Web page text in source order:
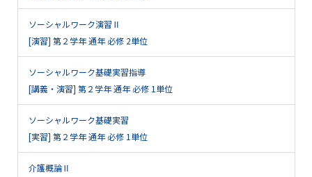
ソーシャルワーク演習Ⅱ
[演習] 第２学年 通年 必修 2単位
ソーシャルワーク基礎実習指導
[講義・演習] 第２学年 通年 必修 1単位
ソーシャルワーク基礎実習
[実習] 第２学年 通年 必修 1単位
介護概論Ⅱ